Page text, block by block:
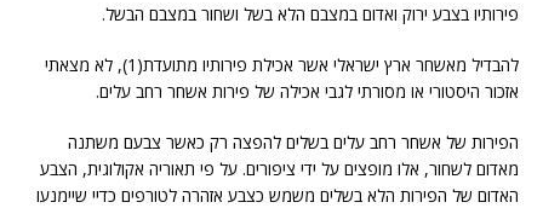
פירותיו בצבע ירוק ואדום במצבם הלא בשל ושחור במצבם הבשל.
להבדיל מאשחר ארץ ישראלי אשר אכילת פירותיו מתועדת(1), לא מצאתי
אזכור היסטורי או מסורתי לגבי אכילה של פירות אשחר רחב עלים.
הפירות של אשחר רחב עלים בשלים להפצה רק כאשר צבעם משתנה
מאדום לשחור, אלו מופצים על ידי ציפורים. על פי תאוריה אקולוגית, הצבע
האדום של הפירות הלא בשלים משמש כצבע אזהרה לטורפים כדיי שיימנעו